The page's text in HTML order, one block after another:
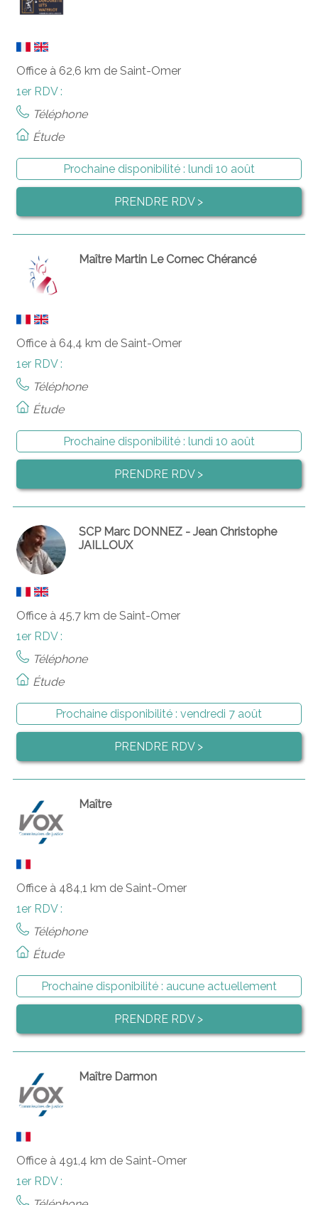
Office à 62,6 km de Saint-Omer
1er RDV :
Téléphone
Étude
Prochaine disponibilité : lundi 10 août
PRENDRE RDV >
Maître Martin Le Cornec Chérancé
Office à 64,4 km de Saint-Omer
1er RDV :
Téléphone
Étude
Prochaine disponibilité : lundi 10 août
PRENDRE RDV >
SCP Marc DONNEZ - Jean Christophe
JAILLOUX
Office à 45,7 km de Saint-Omer
1er RDV :
Téléphone
Étude
Prochaine disponibilité :vendredi 7 août
PRENDRE RDV >
Maître
Office à 484,1 km de Saint-Omer
1er RDV :
Téléphone
Étude
Prochaine disponibilité : aucune actuellement
PRENDRE RDV >
Maître Darmon
Office à 491,4 km de Saint-Omer
1er RDV :